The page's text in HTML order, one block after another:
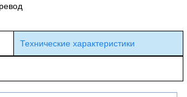
Технические характеристики